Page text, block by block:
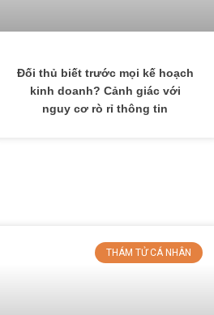
Đối thủ biết trước mọi kế hoạch
kinh doanh? Cảnh giác với
nguy cơ rò rỉ thông tin
THÁM TỬ CÁ NHÂN